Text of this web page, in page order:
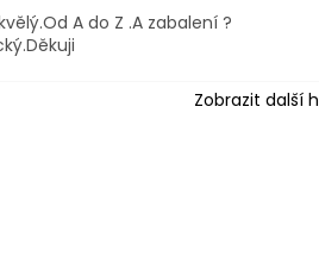
A do Z .A zabalení ?
Zobrazit další